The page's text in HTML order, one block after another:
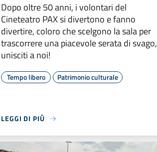
Dopo oltre 50 anni, i volontari del
Cineteatro PAX si divertono e fanno
divertire, coloro che scelgono la sala per
trascorrere una piacevole serata di svago,
unisciti a noi!
Tempo libero Patrimonio culturale
LEGGI DI PIÙ